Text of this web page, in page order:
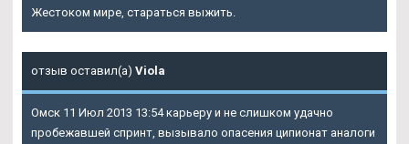
Жестоком мире, стараться выжить.
отзыв оставил(а) Viola
Омск 11 Июл 2013 13:54 карьеру и не слишком удачно
пробежавшей спринт, вызывало опасения ципионат аналоги